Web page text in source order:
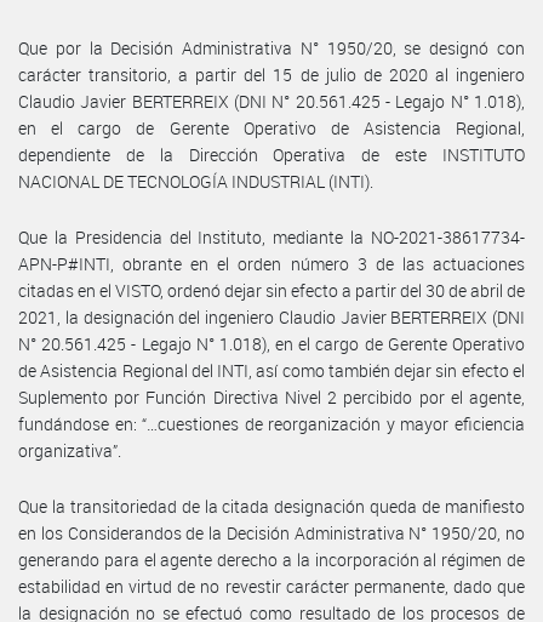
Que por la Decisión Administrativa N° 1950/20, se designó con
carácter transitorio, a partir del 15 de julio de 2020 al ingeniero
Claudio Javier BERTERREIX (DNI N° 20.561.425 - Legajo N° 1.018),
en el cargo de Gerente Operativo de Asistencia Regional,
dependiente de la Dirección Operativa de este INSTITUTO
NACIONAL DE TECNOLOGÍA INDUSTRIAL (INTI).
Que la Presidencia del Instituto, mediante la NO-2021-38617734-
APN-P#INTI, obrante en el orden número 3 de las actuaciones
citadas en el VISTO, ordenó dejar sin efecto a partir del 30 de abril de
2021, la designación del ingeniero Claudio Javier BERTERREIX (DNI
N° 20.561.425 - Legajo N° 1.018), en el cargo de Gerente Operativo
de Asistencia Regional del INTI, así como también dejar sin efecto el
Suplemento por Función Directiva Nivel 2 percibido por el agente,
fundándose en: “…cuestiones de reorganización y mayor eficiencia
organizativa”.
Que la transitoriedad de la citada designación queda de manifiesto
en los Considerandos de la Decisión Administrativa N° 1950/20, no
generando para el agente derecho a la incorporación al régimen de
estabilidad en virtud de no revestir carácter permanente, dado que
la designación no se efectuó como resultado de los procesos de